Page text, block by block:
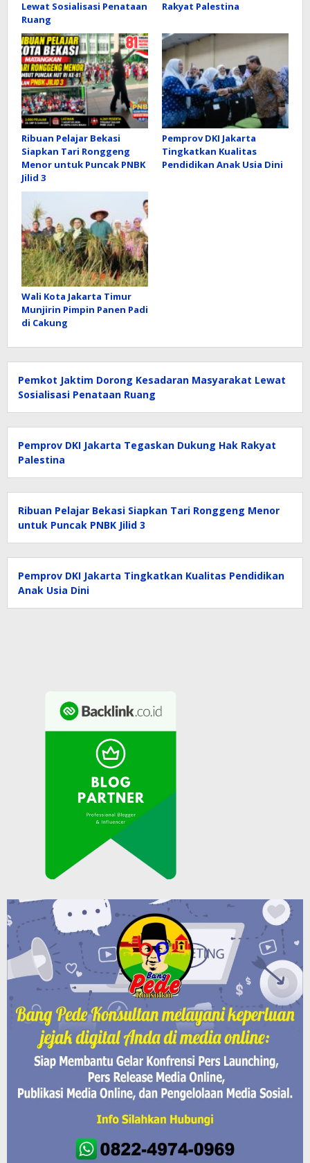
Lewat Sosialisasi Penataan
Ruang
Rakyat Palestina
Ribuan Pelajar Bekasi
Siapkan Tari Ronggeng
Menor untuk Puncak PNBK
Jilid 3
Pemprov DKI Jakarta
Tingkatkan Kualitas
Pendidikan Anak Usia Dini
Wali Kota Jakarta Timur
Munjirin Pimpin Panen Padi
di Cakung
Pemkot Jaktim Dorong Kesadaran Masyarakat Lewat
Sosialisasi Penataan Ruang
Pemprov DKI Jakarta Tegaskan Dukung Hak Rakyat
Palestina
Ribuan Pelajar Bekasi Siapkan Tari Ronggeng Menor
untuk Puncak PNBK Jilid 3
Pemprov DKI Jakarta Tingkatkan Kualitas Pendidikan
Anak Usia Dini